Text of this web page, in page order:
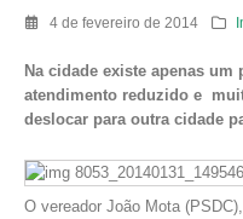
4 de fevereiro de 2014
Na cidade existe apenas
atendimento reduzido e
deslocar para outra cidade
O vereador João Mota